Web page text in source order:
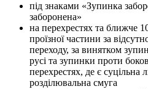
під знаками «Зупинка
заборонена»
на перехрестях та ближче
проїзної частини за
переходу, за винятком
русі та зупинки проти
перехрестях, де є суцільна
розділювальна смуга